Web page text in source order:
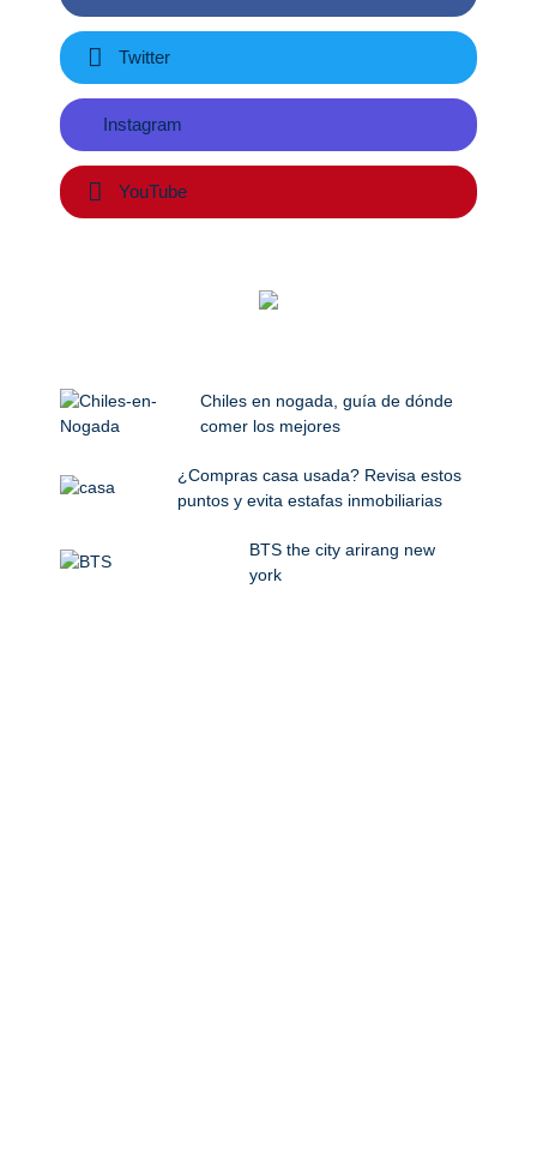
Twitter
Instagram
YouTube
Chiles en nogada, guía de dónde
comer los mejores
¿Compras casa usada? Revisa estos
puntos y evita estafas inmobiliarias
BTS the city arirang new
york